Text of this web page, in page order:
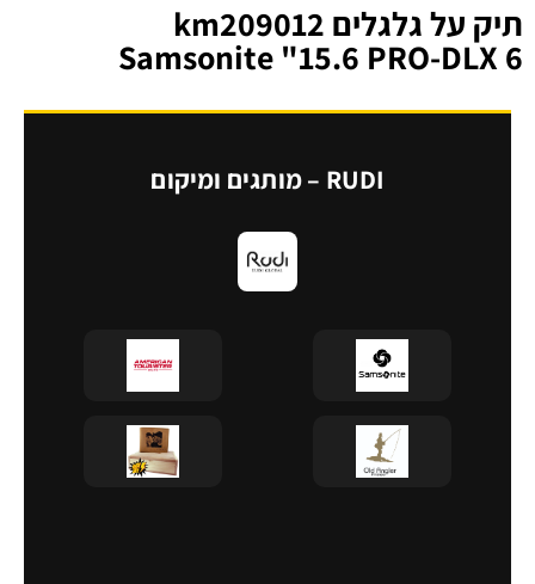
תיק על גלגלים km209012
Samsonite "15.6 PRO-DLX 6
RUDI – מותגים ומיקום